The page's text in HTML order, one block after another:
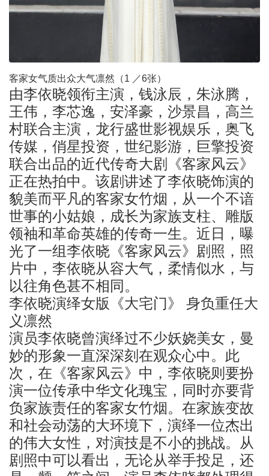
客家女气质出众大气凛然（1 ／6张）
由李依晓领衔主演，钱泳辰，朱泳腾，
王伟，李芯逸，安泽豪，沙景昌，高兰
村联合主演，龙行盛世影视娱乐，奥飞
传媒，俏星投资，世纪影游，巨擎投资
联合出品的近代传奇大剧《客家风云》
正在热拍中。该剧讲述了李依晓饰演的
貌美而平凡的客家女竹烟，从一个不谙
世事的小姑娘，成长为家族支柱、雕版
领袖和革命英雄的传奇一生。近日，曝
光了一组李依晓《客家风云》剧照，照
片中，李依晓从容大气，柔情似水，与
以往角色甚不相同。
李依晓演绎女版《大宅门》 身负重任大
义凛然
演员李依晓曾演绎过不少妖娆美女，曼
妙的形象一直深深刻在观众心中。此
次，在《客家风云》中，李依晓则要扮
演一位传承中华文化瑰宝，同时亦要背
负家族责任的客家女竹烟。在家族变故
和社会动荡的大环境下，演绎一位杰出
的伟大女性，对演技是不小的挑战。从
剧照中可以看出，无论从举手投足，还